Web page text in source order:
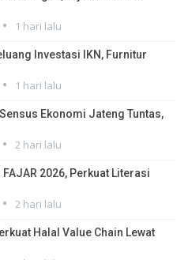
1 hari lalu
Investasi IKN, Furnitur
1 hari lalu
Ekonomi Jateng Tuntas,
2 hari lalu
2026, Perkuat Literasi
2 hari lalu
Halal Value Chain Lewat